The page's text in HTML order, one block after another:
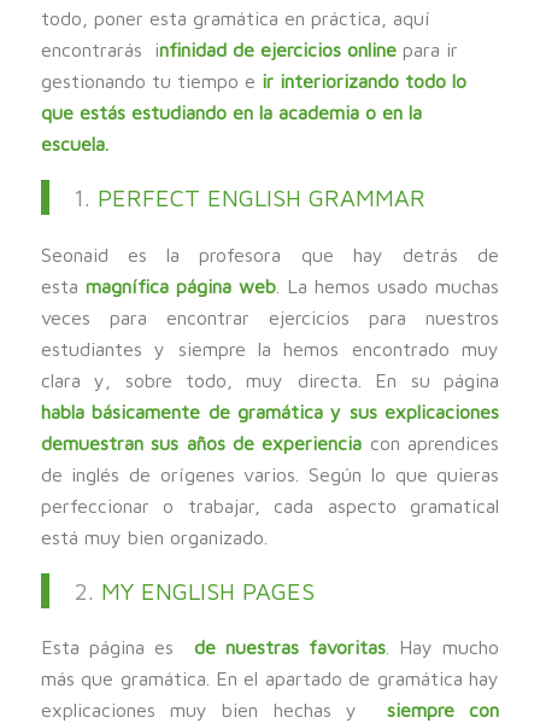
todo, poner esta gramática en práctica, aquí
encontrarás infinidad de ejercicios online para ir
gestionando tu tiempo e ir interiorizando todo lo
que estás estudiando en la academia o en la
escuela.
1. PERFECT ENGLISH GRAMMAR
Seonaid es la profesora que hay detrás de
esta magnífica página web. La hemos usado muchas
veces para encontrar ejercicios para nuestros
estudiantes y siempre la hemos encontrado muy
clara y, sobre todo, muy directa. En su página
habla básicamente de gramática y sus explicaciones
demuestran sus años de experiencia con aprendices
de inglés de orígenes varios. Según lo que quieras
perfeccionar o trabajar, cada aspecto gramatical
está muy bien organizado.
2. MY ENGLISH PAGES
Esta página es de nuestras favoritas. Hay mucho
más que gramática. En el apartado de gramática hay
explicaciones muy bien hechas y siempre con